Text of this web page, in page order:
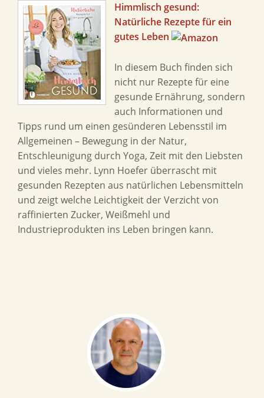
Himmlisch gesund:
Natürliche Rezepte für ein
gutes Leben
In diesem Buch finden sich
nicht nur Rezepte für eine
gesunde Ernährung, sondern
auch Informationen und
Tipps rund um einen gesünderen Lebensstil im
Allgemeinen – Bewegung in der Natur,
Entschleunigung durch Yoga, Zeit mit den Liebsten
und vieles mehr. Lynn Hoefer überrascht mit
gesunden Rezepten aus natürlichen Lebensmitteln
und zeigt welche Leichtigkeit der Verzicht von
raffinierten Zucker, Weißmehl und
Industrieprodukten ins Leben bringen kann.